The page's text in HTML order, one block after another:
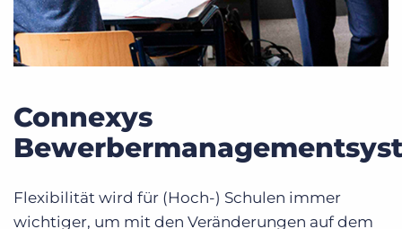
Connexys
Flexibilität wird für (Hoch-) Schulen immer
wichtiger, um mit den Veränderungen auf dem